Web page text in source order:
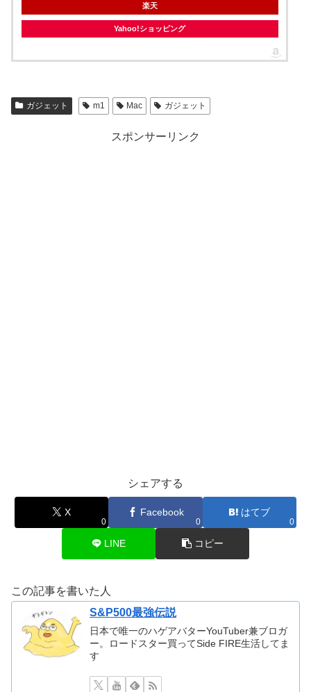
楽天
Yahoo!ショッピング
ガジェット m1 Mac ガジェット
スポンサーリンク
シェアする
X
0
Facebook
0
はてブ
0
LINE コピー
この記事を書いた人
S&P500最強伝説
日本で唯一のハゲアバターYouTuber兼ブロガ
ー。ロードスター買ってSide FIRE生活してま
す